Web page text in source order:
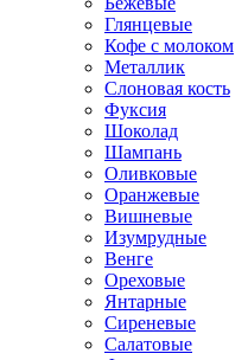
Глянцевые
Кофе с молоком
Металлик
Слоновая кость
Фуксия
Шоколад
Шампань
Оливковые
Оранжевые
Вишневые
Изумрудные
Венге
Ореховые
Янтарные
Сиреневые
Салатовые